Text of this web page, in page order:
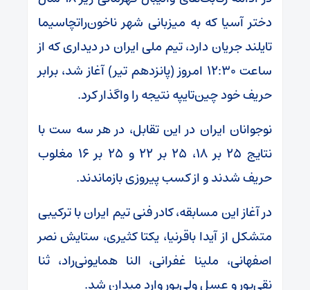
دختر آسیا که به میزبانی شهر ناخون‌راتچاسیما
تایلند جریان دارد، تیم ملی ایران در دیداری که از
ساعت ۱۲:۳۰ امروز (پانزدهم تیر) آغاز شد، برابر
حریف خود چین‌تایپه نتیجه را واگذار کرد.
نوجوانان ایران در این تقابل، در هر سه ست با
نتایج ۲۵ بر ۱۸، ۲۵ بر ۲۲ و ۲۵ بر ۱۶ مغلوب
حریف شدند و از کسب پیروزی بازماندند.
در آغاز این مسابقه، کادر فنی تیم ایران با ترکیبی
متشکل از آیدا باقرنیا، یکتا کثیری، ستایش نصر
اصفهانی، ملینا غفرانی، النا همایونی‌راد، ثنا
نقی‌پور و عسل ولی‌پور وارد میدان شد.